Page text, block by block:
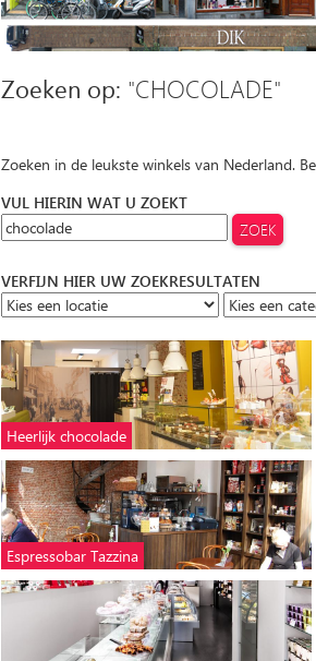
Zoeken op: "CHOCOLADE"
Zoeken in de leukste winkels van Nederland.
VUL HIERIN WAT U ZOEKT
VERFIJN HIER UW ZOEKRESULTATEN
Heerlijk chocolade
Espressobar Tazzina